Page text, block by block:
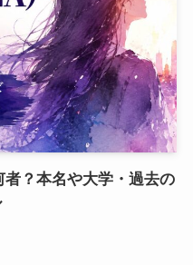
者？本名や大学・過去の